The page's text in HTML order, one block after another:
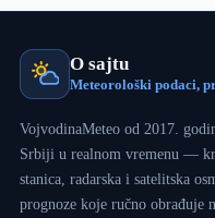
O sajtu
Meteorološki podaci,
VojvodinaMeteo od 2017.
Srbiji u realnom vremenu —
stanica, radarska i satelitska
prognoze koje ručno obrađuje